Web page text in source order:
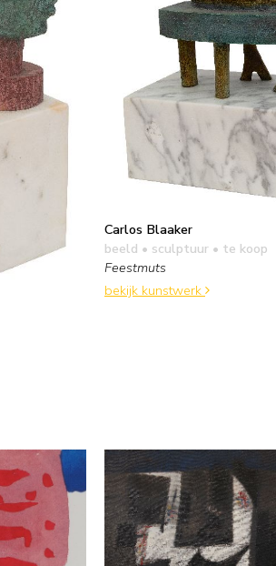
Carlos Blaaker
beeld • sculptuur • te koop
Feestmuts
bekijk kunstwerk